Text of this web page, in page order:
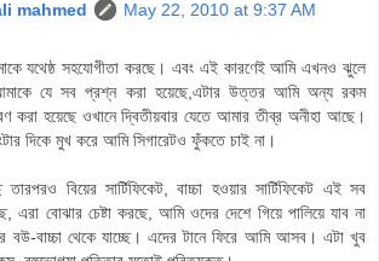
ali mahmed
May 22, 2010 at 9:37 AM
যথেষ্ঠ সহযোগীতা করছে। এবং এই কারণেই আমি এখনও ঝুলে
যে সব প্রশ্ন করা হয়েছে,এটার উত্তর আমি অন্য রকম
করা হয়েছে ওখানে দ্বিতীয়বার যেতে আমার তীব্র অনীহা আছে।
দিকে মুখ করে আমি সিগারেটও ফুঁকতে চাই না।
বিয়ের সার্টিফিকেট, বাচ্চা হওয়ার সার্টিফিকেট এই সব
এরা বোঝার চেষ্টা করছে, আমি ওদের দেশে গিয়ে পালিয়ে যাব না
বউ-বাচ্চা থেকে যাচ্ছে। এদের টানে ফিরে আমি আসব। এটা খুব